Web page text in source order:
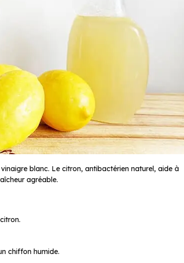
blanc. Le citron, antibactérien naturel, aide à
agréable.
chiffon humide.